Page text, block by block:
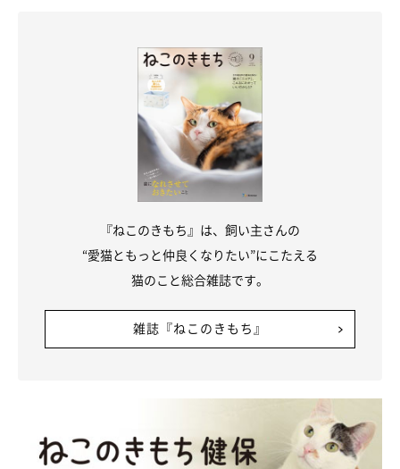
ります。目の周りや頬など、広い範囲が濃い色になることも。先
端部以外の毛色は淡い傾向に。
『ねこのきもち』は、飼い主さんの
“愛猫ともっと仲良くなりたい”にこたえる
猫のこと総合雑誌です。
雑誌『ねこのきもち』